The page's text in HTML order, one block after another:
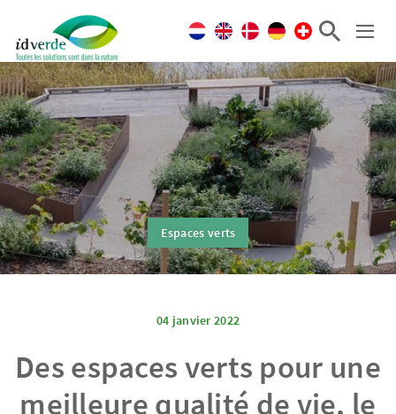
Espaces verts
04 janvier 2022
Des espaces verts pour une
meilleure qualité de vie, le